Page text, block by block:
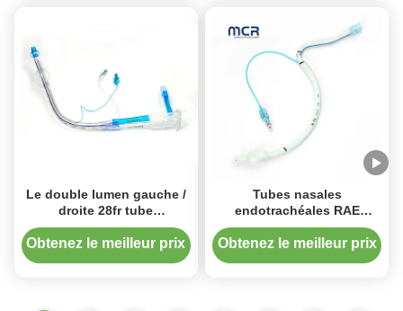
Le double lumen gauche /
droite 28fr tube
endotrachéal nasal PU
pour la chirurgie
Obtenez le meilleur prix
Tubes nasales
endotrachéales RAE
préformées avec menottes
Obtenez le meilleur prix